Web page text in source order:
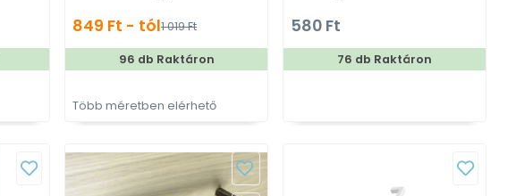
849 Ft - tól1 019 Ft
96 db Raktáron
Több méretben elérhető
ajtókitámasztó (padlóra
tehető, padlóra, falra,
ajtóra szerelhető)
580 Ft
76 db Raktáron